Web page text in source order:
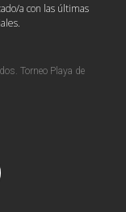
a con las últimas
Torneo Playa de